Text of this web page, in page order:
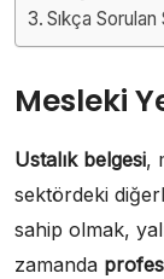
Sıkça Sorulan
Mesleki
Ustalık belgesi,
sektördeki
sahip olmak,
zamanda